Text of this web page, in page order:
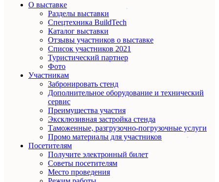
О выставке
Разделы выставки
Спецтехника BuildTech
Каталог выставки
Отзывы участников о выставке
Список участников 2021
Туристический партнер
Фото
Участникам
Забронировать стенд
Дополнительное оборудование и технический
сервис
Преимущества участия
Эксклюзивная застройка стенда
Таможенные, разгрузочно-погрузочные услуги
Промо материалы для участников
Посетителям
Получите электронный билет
Советы посетителям
Место проведения